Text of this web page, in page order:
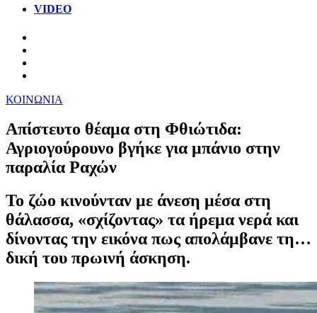
VIDEO
ΚΟΙΝΩΝΙΑ
Απίστευτο θέαμα στη Φθιώτιδα:
Αγριογούρουνο βγήκε για μπάνιο στην
παραλία Ραχών
Το ζώο κινούνταν με άνεση μέσα στη
θάλασσα, «σχίζοντας» τα ήρεμα νερά και
δίνοντας την εικόνα πως απολάμβανε τη…
δική του πρωινή άσκηση.